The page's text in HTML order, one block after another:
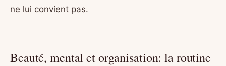
ne lui convient pas.
Beauté, mental et organisation: la routine